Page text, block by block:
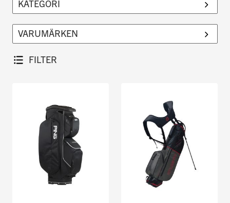
FILTER